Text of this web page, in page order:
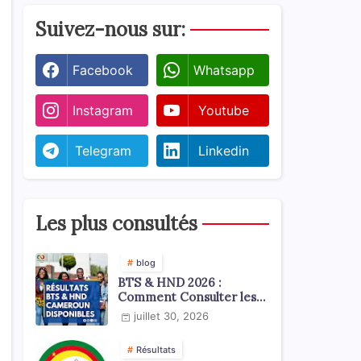
Suivez-nous sur:
Facebook Whatsapp
Instagram Youtube
Telegram Linkedin
Les plus consultés
blog
BTS & HND 2026 :
Comment Consulter les
Résultats ?
juillet 30, 2026
Résultats